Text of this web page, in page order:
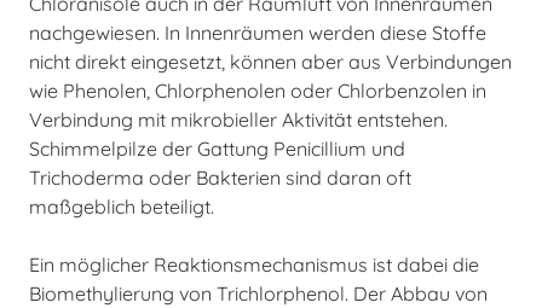
nachgewiesen. In Innenräumen werden diese Stoffe
nicht direkt eingesetzt, können aber aus Verbindungen
wie Phenolen, Chlorphenolen oder Chlorbenzolen in
Verbindung mit mikrobieller Aktivität entstehen.
Schimmelpilze der Gattung Penicillium und
Trichoderma oder Bakterien sind daran oft
maßgeblich beteiligt.
Ein möglicher Reaktionsmechanismus ist dabei die
Biomethylierung von Trichlorphenol. Der Abbau von